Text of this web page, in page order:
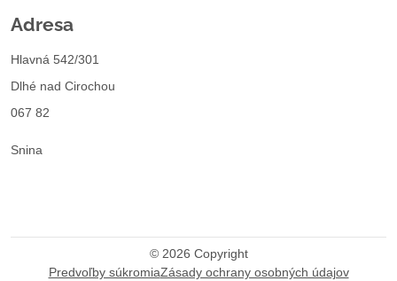
Adresa
Hlavná 542/301
Dlhé nad Cirochou
067 82
Snina
© 2026 Copyright
Predvoľby súkromiaZásady ochrany osobných údajov